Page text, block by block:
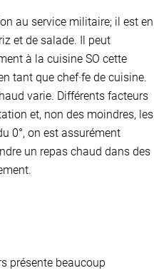
au service militaire; il est en
et de salade. Il peut
à la cuisine SO cette
tant que chef·fe de cuisine.
varie. Différents facteurs
et, non des moindres, les
0°, on est assurément
un repas chaud dans des
présente beaucoup